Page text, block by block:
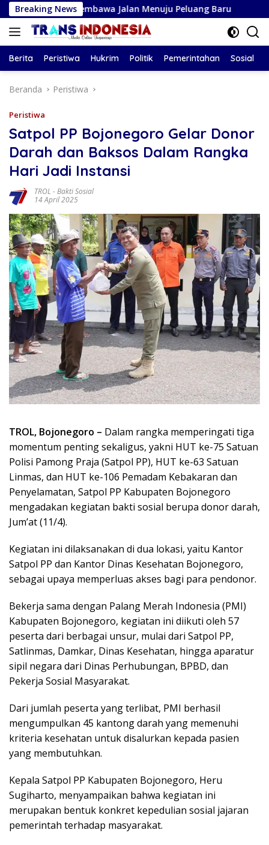
Langsung
ke
konten
Breaking News
Membawa Jalan Menuju Peluang Baru Ramalan
Berita Peristiwa Hukrim Politik Pemerintahan Sosial
Beranda Peristiwa
Peristiwa
Satpol PP Bojonegoro Gelar Donor
Darah dan Baksos Dalam Rangka
Hari Jadi Instansi
TROL -Bakti Sosial
14 April 2025
TROL, Bojonegoro – Dalam rangka memperingati tiga
momentum penting sekaligus, yakni HUT ke-75 Satuan
Polisi Pamong Praja (Satpol PP), HUT ke-63 Satuan
Linmas, dan HUT ke-106 Pemadam Kebakaran dan
Penyelamatan, Satpol PP Kabupaten Bojonegoro
mengadakan kegiatan bakti sosial berupa donor darah,
Jum’at (11/4).
Kegiatan ini dilaksanakan di dua lokasi, yaitu Kantor
Satpol PP dan Kantor Dinas Kesehatan Bojonegoro,
sebagai upaya memperluas akses bagi para pendonor.
Bekerja sama dengan Palang Merah Indonesia (PMI)
Kabupaten Bojonegoro, kegiatan ini diikuti oleh 57
peserta dari berbagai unsur, mulai dari Satpol PP,
Satlinmas, Damkar, Dinas Kesehatan, hingga aparatur
sipil negara dari Dinas Perhubungan, BPBD, dan
Pekerja Sosial Masyarakat.
Dari jumlah peserta yang terlibat, PMI berhasil
mengumpulkan 45 kantong darah yang memenuhi
kriteria kesehatan untuk disalurkan kepada pasien
yang membutuhkan.
Kepala Satpol PP Kabupaten Bojonegoro, Heru
Sugiharto, menyampaikan bahwa kegiatan ini
merupakan bentuk konkret kepedulian sosial jajaran
pemerintah terhadap masyarakat.